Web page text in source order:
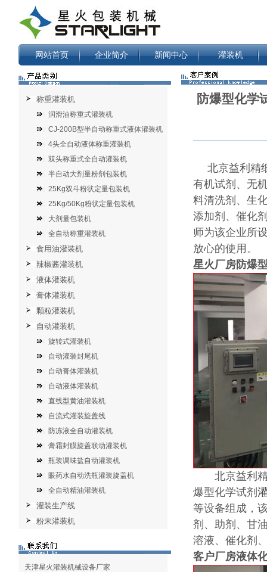
网站首页 企业简介 新闻中心 灌装机
称重灌装机
润滑油称重式灌装机
CJ-200B型半自动称重式液体灌装机
4头全自动液体称重灌装机
双头称重式全自动灌装机
半自动大剂量粉剂包装机
25Kg双斗粉状定量包装机
25Kg/50Kg粉状定量包装机
大剂量包装机
全自动称重灌装机
食用油灌装机
辣椒酱灌装机
液体灌装机
膏体灌装机
颗粒灌装机
自动灌装机
旋转式灌装机
自动灌装封尾机
自动膏体灌装机
自动液体灌装机
直线型黄油灌装机
自流式灌装旋盖线
防冻液全自动灌装机
膏霜封膜旋盖联动灌装机
瓶装调味盐自动灌装机
眼药水自动洗瓶灌装旋盖机
全自动精油灌装机
灌装生产线
粉末灌装机
天津星火灌装机械设备厂家
防爆型化学
北京益利精
有机试剂、无
料清洗剂、生
添加剂、催化
师为该企业所
放心的使用。
星火厂房防爆
北京益利精
爆型化学试剂
等设备组成，
剂、助剂、甘
溶液、催化剂
客户厂房液体